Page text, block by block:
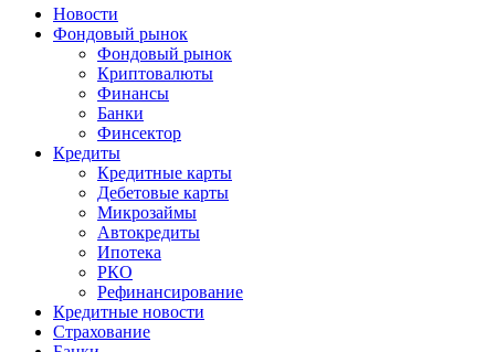
Новости
Фондовый рынок
Фондовый рынок
Криптовалюты
Финансы
Банки
Финсектор
Кредиты
Кредитные карты
Дебетовые карты
Микрозаймы
Автокредиты
Ипотека
РКО
Рефинансирование
Кредитные новости
Страхование